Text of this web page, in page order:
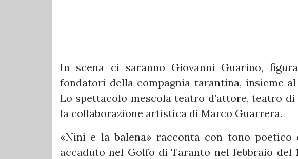
In scena ci saranno Giovanni Guarino,
fondatori della compagnia tarantina, insieme al
Lo spettacolo mescola teatro d’attore, teatro di
la collaborazione artistica di Marco Guarrera.
«Ninì e la balena» racconta con tono
accaduto nel Golfo di Taranto nel febbraio del